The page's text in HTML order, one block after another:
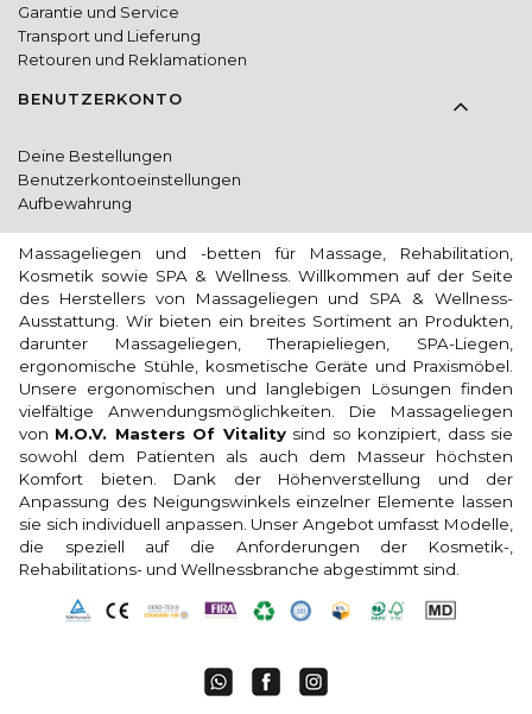
Garantie und Service
Transport und Lieferung
Retouren und Reklamationen
BENUTZERKONTO
Deine Bestellungen
Benutzerkontoeinstellungen
Aufbewahrung
Massageliegen und -betten für Massage, Rehabilitation,
Kosmetik sowie SPA & Wellness. Willkommen auf der Seite
des Herstellers von Massageliegen und SPA & Wellness-
Ausstattung. Wir bieten ein breites Sortiment an Produkten,
darunter Massageliegen, Therapieliegen, SPA-Liegen,
ergonomische Stühle, kosmetische Geräte und Praxismöbel.
Unsere ergonomischen und langlebigen Lösungen finden
vielfältige Anwendungsmöglichkeiten. Die Massageliegen
von M.O.V. Masters Of Vitalitysind so konzipiert, dass sie
sowohl dem Patienten als auch dem Masseur höchsten
Komfort bieten. Dank der Höhenverstellung und der
Anpassung des Neigungswinkels einzelner Elemente lassen
sie sich individuell anpassen. Unser Angebot umfasst Modelle,
die speziell auf die Anforderungen der Kosmetik-,
Rehabilitations- und Wellnessbranche abgestimmt sind.